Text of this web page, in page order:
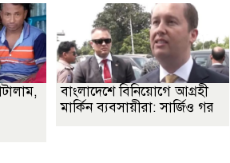
বাংলাদেশে বিনিয়োগে আগ্রহী
মার্কিন ব্যবসায়ীরা: সার্জিও গর